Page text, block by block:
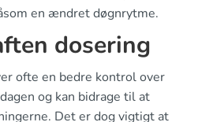
en ændret døgnrytme.
dosering
ofte en bedre kontrol over
og kan bidrage til at
Det er dog vigtigt at